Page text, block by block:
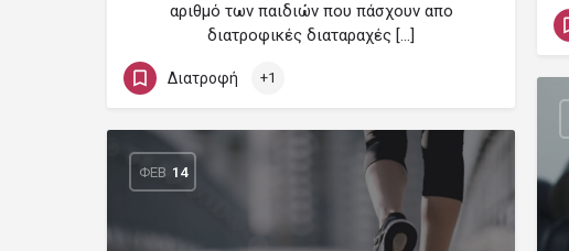
αριθμό των παιδιών που πάσχουν απο
διατροφικές διαταραχές […]
Διατροφή +1
ΦΕΒ 14